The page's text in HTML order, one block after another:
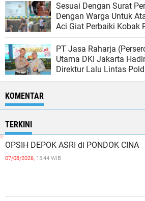
Sesuai Dengan Surat
Dengan Warga Untuk
Aci Giat Perbaiki Kobak
PT Jasa Raharja
Utama DKI Jakarta
Direktur Lalu Lintas
KOMENTAR
TERKINI
OPSIH DEPOK ASRI di PONDOK CINA
07/08/2026, 15:44 WIB